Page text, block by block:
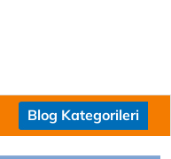
Blog Kategorileri